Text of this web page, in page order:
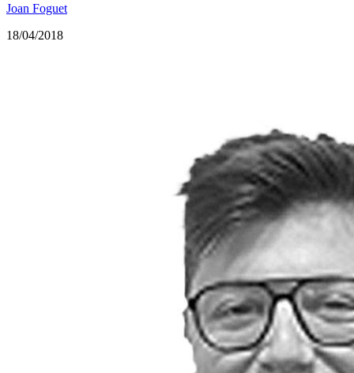
Joan Foguet
18/04/2018